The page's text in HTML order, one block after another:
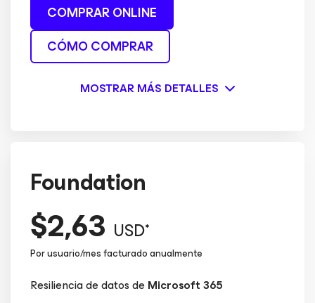
COMPRAR ONLINE
CÓMO COMPRAR
MOSTRAR MÁS DETALLES
Foundation
$2,63 USD*
Por usuario/mes facturado anualmente
Resiliencia de datos de Microsoft 365